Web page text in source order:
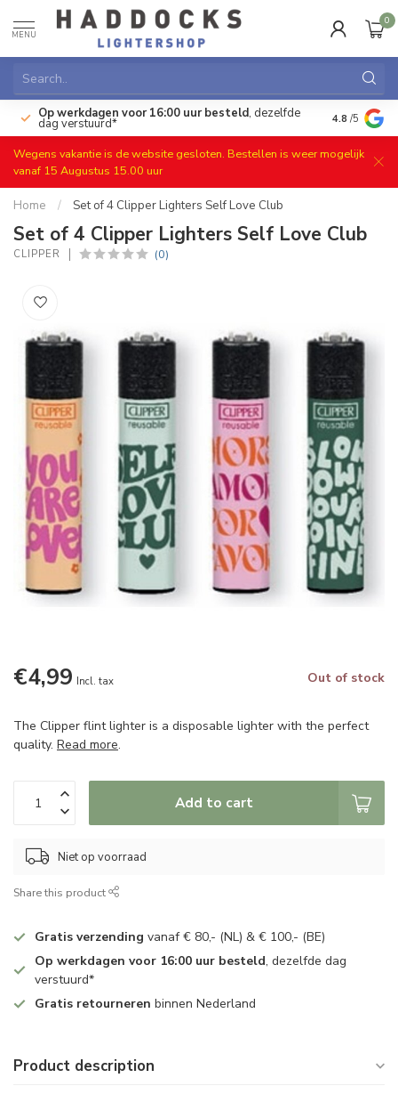
MENU
0
Op werkdagen voor 16:00 uur besteld, dezelfde
dag verstuurd* Gratis
4.8 /5
Wegens vakantie is de website gesloten. Bestellen is weer mogelijk
vanaf 15 Augustus 15.00 uur
Home / Set of 4 Clipper Lighters Self Love Club
Set of 4 Clipper Lighters Self Love Club
CLIPPER (0)
€4,99 Incl. tax Out of stock
The Clipper flint lighter is a disposable lighter with the perfect
quality. Read more.
Add to cart
Niet op voorraad
Share this product
Gratis verzending vanaf € 80,- (NL) & € 100,- (BE)
Op werkdagen voor 16:00 uur besteld, dezelfde dag
verstuurd*
Gratis retourneren binnen Nederland
Product description